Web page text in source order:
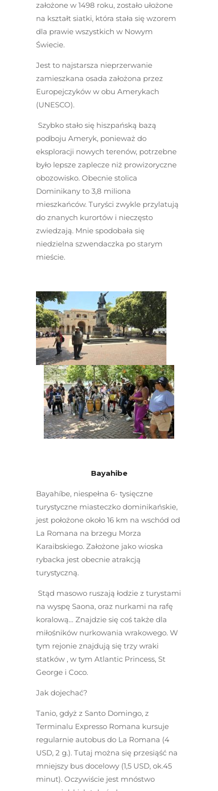
założone w 1498 roku, zostało ułożone
na kształt siatki, która stała się wzorem
dla prawie wszystkich w Nowym
Świecie.
Jest to najstarsza nieprzerwanie
zamieszkana osada założona przez
Europejczyków w obu Amerykach
(UNESCO).
Szybko stało się hiszpańską bazą
podboju Ameryk, ponieważ do
eksploracji nowych terenów, potrzebne
było lepsze zaplecze niż prowizoryczne
obozowisko. Obecnie stolica
Dominikany to 3,8 miliona
mieszkańców. Turyści zwykle przylatują
do znanych kurortów i nieczęsto
zwiedzają. Mnie spodobała się
niedzielna szwendaczka po starym
mieście.
Bayahibe
Bayahíbe, niespełna 6- tysięczne
turystyczne miasteczko dominikańskie,
jest położone około 16 km na wschód od
La Romana na brzegu Morza
Karaibskiego. Założone jako wioska
rybacka jest obecnie atrakcją
turystyczną.
Stąd masowo ruszają łodzie z turystami
na wyspę Saona, oraz nurkami na rafę
koralową… Znajdzie się coś także dla
miłośników nurkowania wrakowego. W
tym rejonie znajdują się trzy wraki
statków , w tym Atlantic Princess, St
George i Coco.
Jak dojechać?
Tanio, gdyż z Santo Domingo, z
Terminalu Expresso Romana kursuje
regularnie autobus do La Romana (4
USD, 2 g.). Tutaj można się przesiąść na
mniejszy bus docelowy (1,5 USD, ok.45
minut). Oczywiście jest mnóstwo